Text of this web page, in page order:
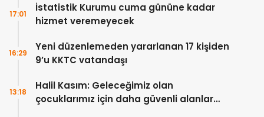
İstatistik Kurumu cuma gününe kadar
hizmet veremeyecek
17:01
Yeni düzenlemeden yararlanan 17 kişiden
9’u KKTC vatandaşı
16:29
Halil Kasım: Geleceğimiz olan
çocuklarımız için daha güvenli alanlar
13:18